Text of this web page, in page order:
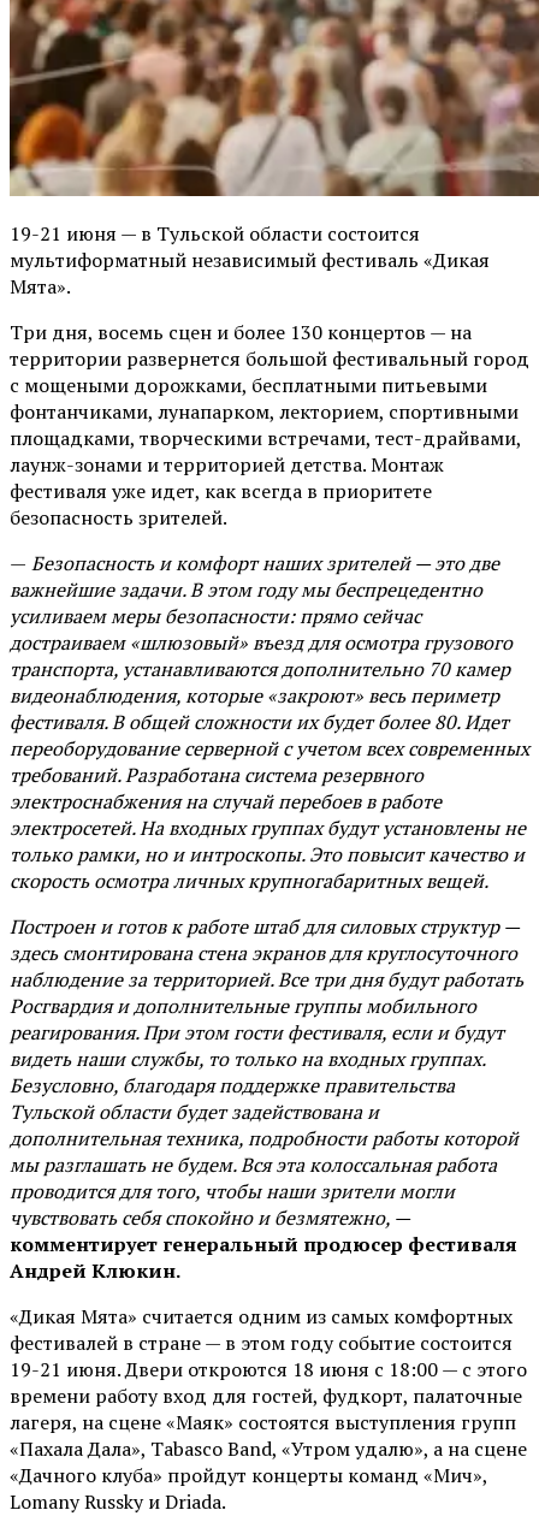
19-21 июня — в Тульской области состоится
мультиформатный независимый фестиваль «Дикая
Мята».
Три дня, восемь сцен и более 130 концертов — на
территории развернется большой фестивальный город
с мощеными дорожками, бесплатными питьевыми
фонтанчиками, лунапарком, лекторием, спортивными
площадками, творческими встречами, тест-драйвами,
лаунж-зонами и территорией детства. Монтаж
фестиваля уже идет, как всегда в приоритете
безопасность зрителей.
— Безопасность и комфорт наших зрителей — это две
важнейшие задачи. В этом году мы беспрецедентно
усиливаем меры безопасности: прямо сейчас
достраиваем «шлюзовый» въезд для осмотра грузового
транспорта, устанавливаются дополнительно 70 камер
видеонаблюдения, которые «закроют» весь периметр
фестиваля. В общей сложности их будет более 80. Идет
переоборудование серверной с учетом всех современных
требований. Разработана система резервного
электроснабжения на случай перебоев в работе
электросетей. На входных группах будут установлены не
только рамки, но и интроскопы. Это повысит качество и
скорость осмотра личных крупногабаритных вещей.
Построен и готов к работе штаб для силовых структур —
здесь смонтирована стена экранов для круглосуточного
наблюдение за территорией. Все три дня будут работать
Росгвардия и дополнительные группы мобильного
реагирования. При этом гости фестиваля, если и будут
видеть наши службы, то только на входных группах.
Безусловно, благодаря поддержке правительства
Тульской области будет задействована и
дополнительная техника, подробности работы которой
мы разглашать не будем. Вся эта колоссальная работа
проводится для того, чтобы наши зрители могли
чувствовать себя спокойно и безмятежно, —
комментирует генеральный продюсер фестиваля
Андрей Клюкин.
«Дикая Мята» считается одним из самых комфортных
фестивалей в стране — в этом году событие состоится
19-21 июня. Двери откроются 18 июня с 18:00 — с этого
времени работу вход для гостей, фудкорт, палаточные
лагеря, на сцене «Маяк» состоятся выступления групп
«Пахала Дала», Tabasco Band, «Утром удалю», а на сцене
«Дачного клуба» пройдут концерты команд «Мич»,
Lomany Russky и Driada.